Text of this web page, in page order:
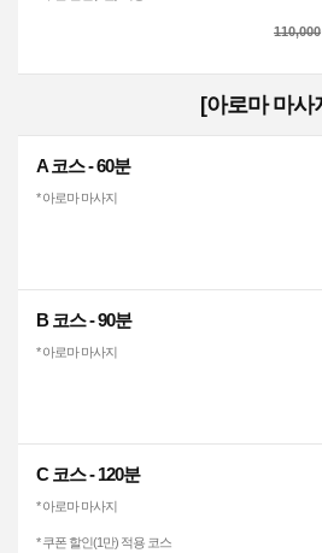
110,000
[아로마 마사
A 코스 - 60분
* 아로마 마사지
B 코스 - 90분
* 아로마 마사지
C 코스 - 120분
* 아로마 마사지
* 쿠폰 할인(1만) 적용 코스